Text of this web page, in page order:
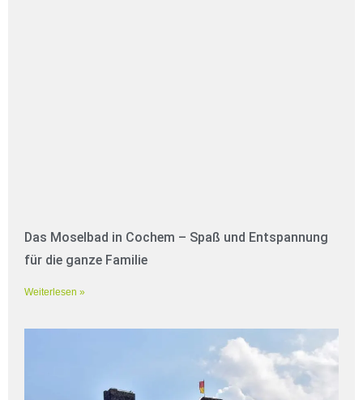
Das Moselbad in Cochem – Spaß und Entspannung
für die ganze Familie
Weiterlesen »